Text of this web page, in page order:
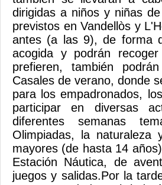
dirigidas a niños y niñas
previstos en Vandellòs y
antes (a las 9), de forma
acogida y podrán
prefieren, también
Casales de verano, donde
para los empadronados,
participar en diversas
diferentes semanas
Olimpiadas, la
mayores (de hasta 14
Estación Náutica, de
juegos y salidas.Por la